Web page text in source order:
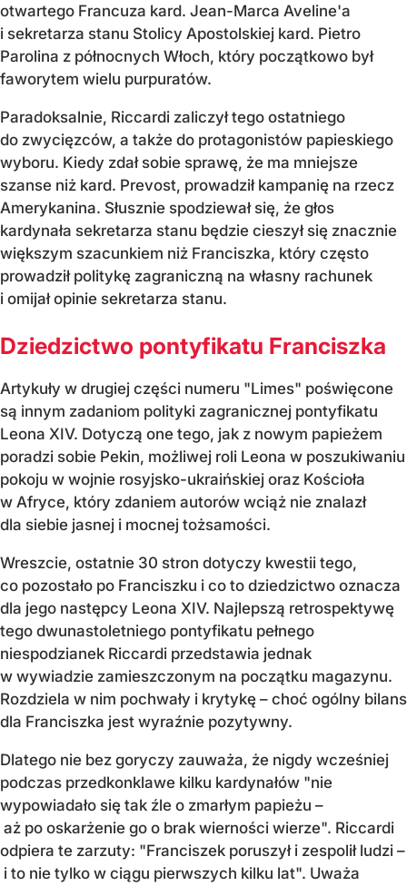
otwartego Francuza kard. Jean-Marca Aveline'a
i sekretarza stanu Stolicy Apostolskiej kard. Pietro
Parolina z północnych Włoch, który początkowo był
faworytem wielu purpuratów.
Paradoksalnie, Riccardi zaliczył tego ostatniego
do zwycięzców, a także do protagonistów papieskiego
wyboru. Kiedy zdał sobie sprawę, że ma mniejsze
szanse niż kard. Prevost, prowadził kampanię na rzecz
Amerykanina. Słusznie spodziewał się, że głos
kardynała sekretarza stanu będzie cieszył się znacznie
większym szacunkiem niż Franciszka, który często
prowadził politykę zagraniczną na własny rachunek
i omijał opinie sekretarza stanu.
Dziedzictwo pontyfikatu Franciszka
Artykuły w drugiej części numeru "Limes" poświęcone
są innym zadaniom polityki zagranicznej pontyfikatu
Leona XIV. Dotyczą one tego, jak z nowym papieżem
poradzi sobie Pekin, możliwej roli Leona w poszukiwaniu
pokoju w wojnie rosyjsko-ukraińskiej oraz Kościoła
w Afryce, który zdaniem autorów wciąż nie znalazł
dla siebie jasnej i mocnej tożsamości.
Wreszcie, ostatnie 30 stron dotyczy kwestii tego,
co pozostało po Franciszku i co to dziedzictwo oznacza
dla jego następcy Leona XIV. Najlepszą retrospektywę
tego dwunastoletniego pontyfikatu pełnego
niespodzianek Riccardi przedstawia jednak
w wywiadzie zamieszczonym na początku magazynu.
Rozdziela w nim pochwały i krytykę – choć ogólny bilans
dla Franciszka jest wyraźnie pozytywny.
Dlatego nie bez goryczy zauważa, że nigdy wcześniej
podczas przedkonklawe kilku kardynałów "nie
wypowiadało się tak źle o zmarłym papieżu –
aż po oskarżenie go o brak wierności wierze". Riccardi
odpiera te zarzuty: "Franciszek poruszył i zespolił ludzi –
i to nie tylko w ciągu pierwszych kilku lat". Uważa